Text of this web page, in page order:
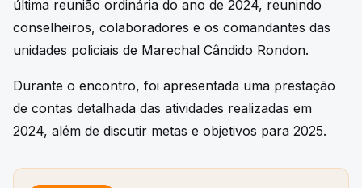
última reunião ordinária do ano de 2024, reunindo
conselheiros, colaboradores e os comandantes das
unidades policiais de Marechal Cândido Rondon.
Durante o encontro, foi apresentada uma prestação
de contas detalhada das atividades realizadas em
2024, além de discutir metas e objetivos para 2025.